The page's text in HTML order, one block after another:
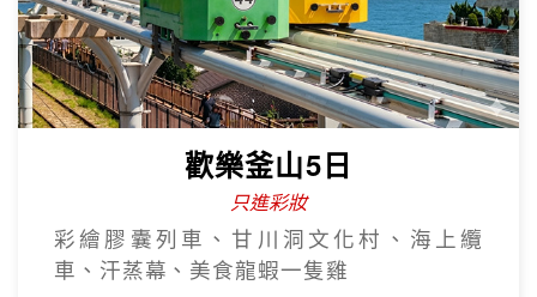
歡樂釜山5日
只進彩妝
彩繪膠囊列車、甘川洞文化村、海上纜
車、汗蒸幕、美食龍蝦一隻雞